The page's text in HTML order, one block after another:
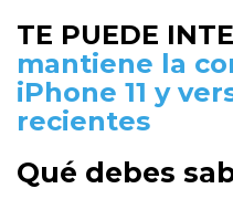
TE PUEDE
mantiene la
iPhone 11 y
recientes
Qué debes